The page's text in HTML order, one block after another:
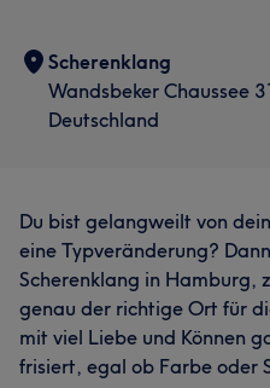
Scherenklang
Wandsbeker Chaussee
Deutschland
Du bist gelangweilt von
eine Typveränderung?
Scherenklang in Hamburg,
genau der richtige Ort für
mit viel Liebe und Können
frisiert, egal ob Farbe oder